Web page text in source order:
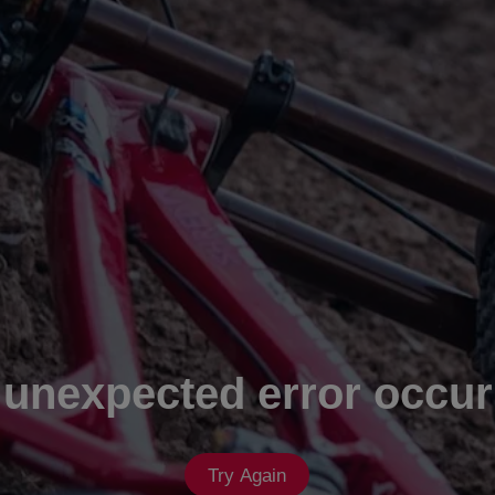
error
Try Again